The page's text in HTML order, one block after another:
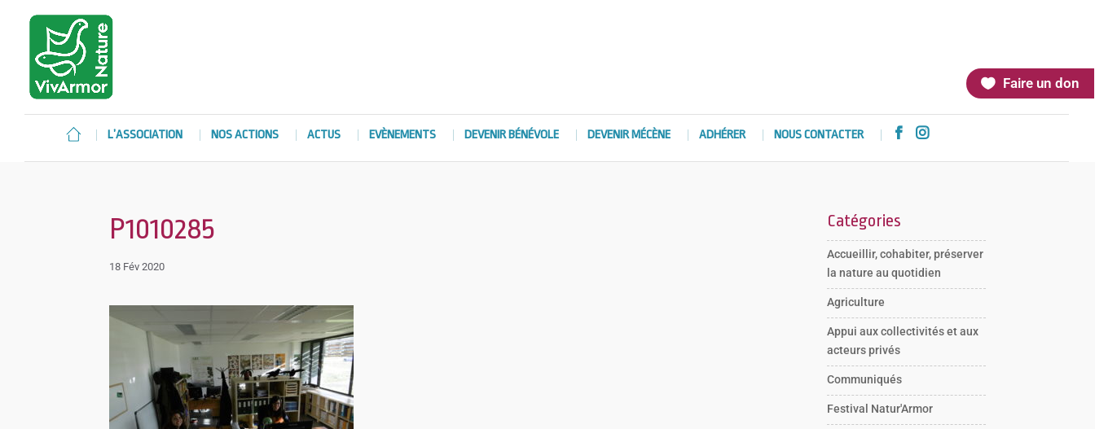
Faire un don
L’ASSOCIATION NOS ACTIONS ACTUS EVÈNEMENTS DEVENIR BÉNÉVOLE DEVENIR MÉCÈNE ADHÉRER NOUS CONTACTER  
P1010285
18 Fév 2020
Catégories
Accueillir, cohabiter, préserver
la nature au quotidien
Agriculture
Appui aux collectivités et aux
acteurs privés
Communiqués
Festival Natur'Armor